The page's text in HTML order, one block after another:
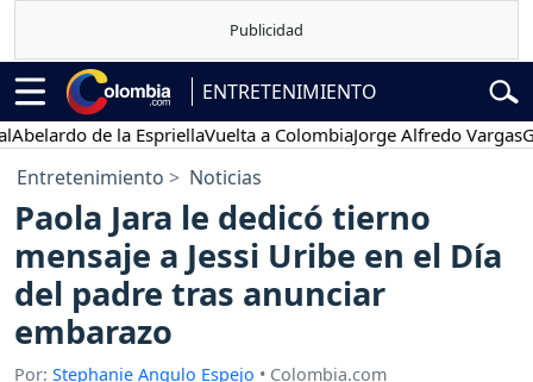
ENTRETENIMIENTO
de la EspriellaVuelta a ColombiaJorge Alfredo Vargas
Entretenimiento Noticias
Paola Jara le dedicó tierno
mensaje a Jessi Uribe en el Día
del padre tras anunciar
embarazo
Por: Stephanie Angulo Espejo • Colombia.com